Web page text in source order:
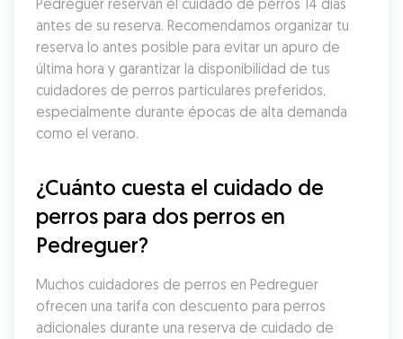
Pedreguer reservan el cuidado de perros 14 días
antes de su reserva. Recomendamos organizar tu
reserva lo antes posible para evitar un apuro de
última hora y garantizar la disponibilidad de tus
cuidadores de perros particulares preferidos,
especialmente durante épocas de alta demanda
como el verano.
¿Cuánto cuesta el cuidado de
perros para dos perros en
Pedreguer?
Muchos cuidadores de perros en Pedreguer
ofrecen una tarifa con descuento para perros
adicionales durante una reserva de cuidado de